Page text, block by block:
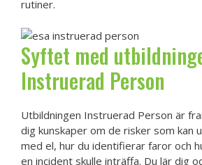
rutiner.
Syftet med
Instruerad Person
Utbildningen Instruerad Person är
dig kunskaper om de risker som kan
med el, hur du identifierar faror och
en incident skulle inträffa. Du lär dig